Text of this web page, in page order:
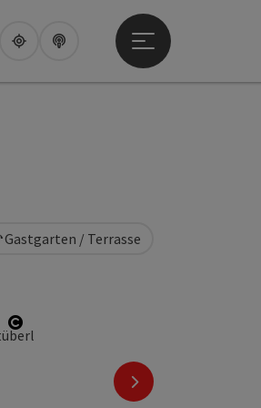
Upperguide
Podcast
Hauptmenü öffnen
Copyright öffnen
nächstes Element
Gastgarten / Terrasse